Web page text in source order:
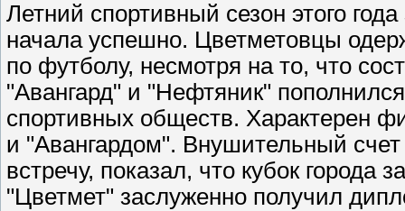
Летний спортивный сезон этого
начала успешно. Цветметовцы
по футболу, несмотря на то, что
"Авангард" и "Нефтяник"
спортивных обществ. Характерен
и "Авангардом". Внушительный
встречу, показал, что кубок города
"Цветмет" заслуженно получил